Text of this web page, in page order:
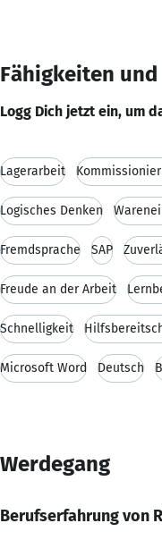
Fähigkeiten
Logg Dich jetzt ein, um
Lagerarbeit
Logisches Denken
Fremdsprache SAP
Freude an der Arbeit
Schnelligkeit
Microsoft Word Deutsch
Werdegang
Berufserfahrung von